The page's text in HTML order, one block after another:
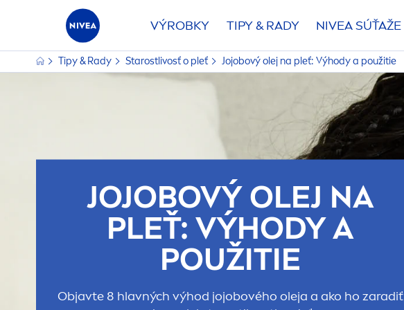
VÝROBKY TIPY & RADY NIVEASÚŤAŽE
Tipy & Rady Starostlivosť o pleť Jojobový olej na pleť: Výhody a použitie
JOJOBOVÝ OLEJ NA
PLEŤ: VÝHODY A
POUŽITIE
Objavte 8 hlavných výhod jojobového oleja a ako ho zaradiť